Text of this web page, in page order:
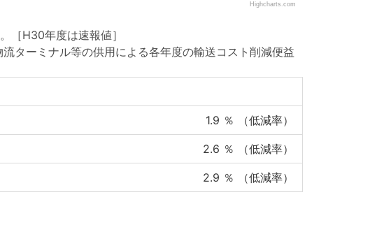
Highcharts.com
［H30年度は速報値］
ターミナル等の供用による各年度の輸送コスト削減便益
1.9 ％ （低減率）
2.6 ％ （低減率）
2.9 ％ （低減率）